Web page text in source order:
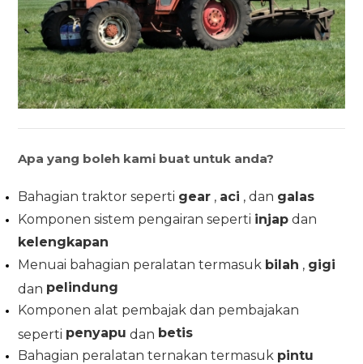
Apa yang boleh kami buat untuk anda?
Bahagian traktor seperti gear , aci , dan galas
Komponen sistem pengairan seperti injap dan
kelengkapan
Menuai bahagian peralatan termasuk bilah , gigi
dan pelindung
Komponen alat pembajak dan pembajakan
seperti penyapu dan betis
Bahagian peralatan ternakan termasuk pintu